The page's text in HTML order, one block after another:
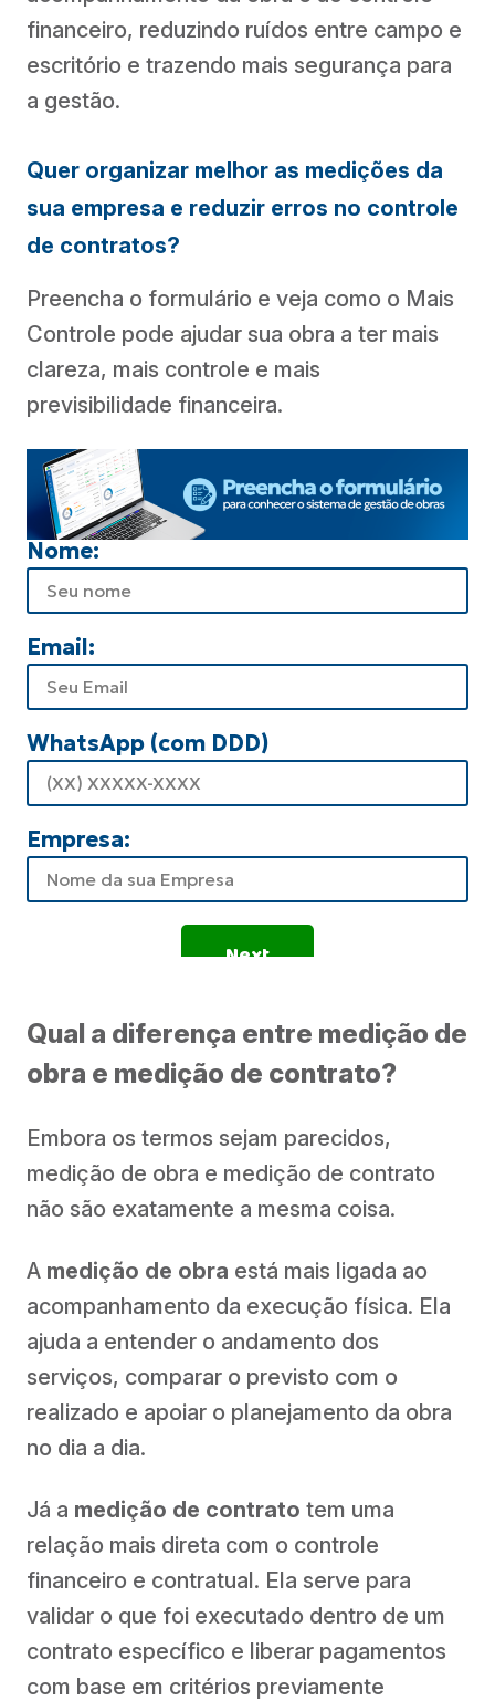
financeiro, reduzindo ruídos entre campo e
escritório e trazendo mais segurança para
a gestão.
Quer organizar melhor as medições da
sua empresa e reduzir erros no controle
de contratos?
Preencha o formulário e veja como o Mais
Controle pode ajudar sua obra a ter mais
clareza, mais controle e mais
previsibilidade financeira.
Qual a diferença entre medição de
obra e medição de contrato?
Embora os termos sejam parecidos,
medição de obra e medição de contrato
não são exatamente a mesma coisa.
A medição de obra está mais ligada ao
acompanhamento da execução física. Ela
ajuda a entender o andamento dos
serviços, comparar o previsto com o
realizado e apoiar o planejamento da obra
no dia a dia.
Já a medição de contrato tem uma
relação mais direta com o controle
financeiro e contratual. Ela serve para
validar o que foi executado dentro de um
contrato específico e liberar pagamentos
com base em critérios previamente